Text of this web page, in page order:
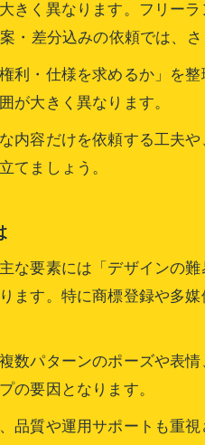
ラクター制作依頼の基本フ
・問い合わせ時に重視すべ
とクオリティを両立する依
キャラクター制作費用の適
ラクター制作依頼時の費用
ター制作費用の相場を依頼
時に役立つ費用相場と問い
キャラクター費用相場の比
ラクター制作・依頼の費用
ター運用による認知度拡大
ラクター運用で企業認知度
後のキャラクター運用と費
きく異なります。フリー
差分込みの依頼では、
利・仕様を求めるか」を
が大きく異なります。
内容だけを依頼する工夫
てましょう。
な要素には「デザインの
ます。特に商標登録や多
数パターンのポーズや表
の要因となります。
品質や運用サポートも重